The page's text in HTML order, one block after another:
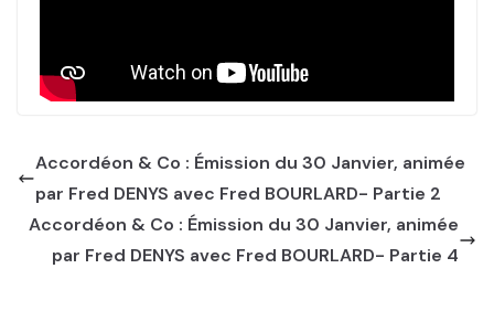
Accordéon & Co : Émission du 30 Janvier, animée
par Fred DENYS avec Fred BOURLARD- Partie 2
Accordéon & Co : Émission du 30 Janvier, animée
par Fred DENYS avec Fred BOURLARD- Partie 4